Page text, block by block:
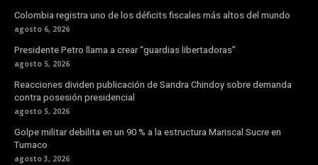
Colombia registra uno de los déficits fiscales más altos del mundo
agosto 6, 2026
Presidente Petro llama a crear “guardias libertadoras”
agosto 5, 2026
Reacciones dividen publicación de Sandra Chindoy sobre demanda
contra posesión presidencial
agosto 5, 2026
Golpe militar debilita en un 90 % a la estructura Mariscal Sucre en
Tumaco
agosto 3, 2026